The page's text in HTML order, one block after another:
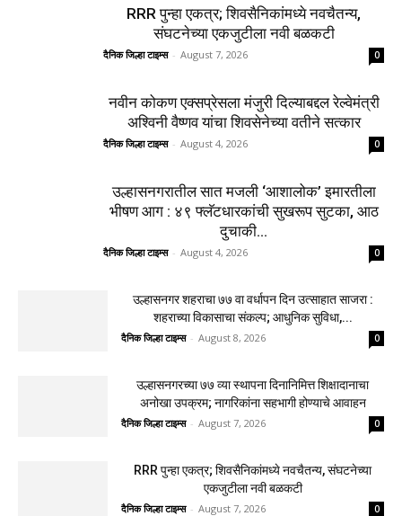
RRR पुन्हा एकत्र; शिवसैनिकांमध्ये नवचैतन्य,
संघटनेच्या एकजुटीला नवी बळकटी
दैनिक जिल्हा टाइम्स - August 7, 2026 0
नवीन कोकण एक्सप्रेसला मंजुरी दिल्याबद्दल रेल्वेमंत्री
अश्विनी वैष्णव यांचा शिवसेनेच्या वतीने सत्कार
दैनिक जिल्हा टाइम्स - August 4, 2026 0
उल्हासनगरातील सात मजली ‘आशालोक’ इमारतीला
भीषण आग : ४९ फ्लॅटधारकांची सुखरूप सुटका, आठ
दुचाकी...
दैनिक जिल्हा टाइम्स - August 4, 2026 0
उल्हासनगर शहराचा ७७ वा वर्धापन दिन उत्साहात साजरा :
शहराच्या विकासाचा संकल्प; आधुनिक सुविधा,...
दैनिक जिल्हा टाइम्स - August 8, 2026 0
उल्हासनगरच्या ७७ व्या स्थापना दिनानिमित्त शिक्षादानाचा
अनोखा उपक्रम; नागरिकांना सहभागी होण्याचे आवाहन
दैनिक जिल्हा टाइम्स - August 7, 2026 0
RRR पुन्हा एकत्र; शिवसैनिकांमध्ये नवचैतन्य, संघटनेच्या
एकजुटीला नवी बळकटी
दैनिक जिल्हा टाइम्स - August 7, 2026 0